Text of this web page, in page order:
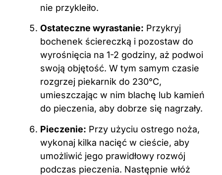
nie przykleiło.
Ostateczne wyrastanie: Przykryj
bochenek ściereczką i pozostaw do
wyrośnięcia na 1-2 godziny, aż podwoi
swoją objętość. W tym samym czasie
rozgrzej piekarnik do 230°C,
umieszczając w nim blachę lub kamień
do pieczenia, aby dobrze się nagrzały.
Pieczenie: Przy użyciu ostrego noża,
wykonaj kilka nacięć w cieście, aby
umożliwić jego prawidłowy rozwój
podczas pieczenia. Następnie włóż